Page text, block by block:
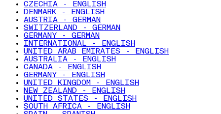
CZECHIA - ENGLISH
DENMARK - ENGLISH
AUSTRIA - GERMAN
SWITZERLAND - GERMAN
GERMANY - GERMAN
INTERNATIONAL - ENGLISH
UNITED ARAB EMIRATES - ENGLISH
AUSTRALIA - ENGLISH
CANADA - ENGLISH
GERMANY - ENGLISH
UNITED KINGDOM - ENGLISH
NEW ZEALAND - ENGLISH
UNITED STATES - ENGLISH
SOUTH AFRICA - ENGLISH